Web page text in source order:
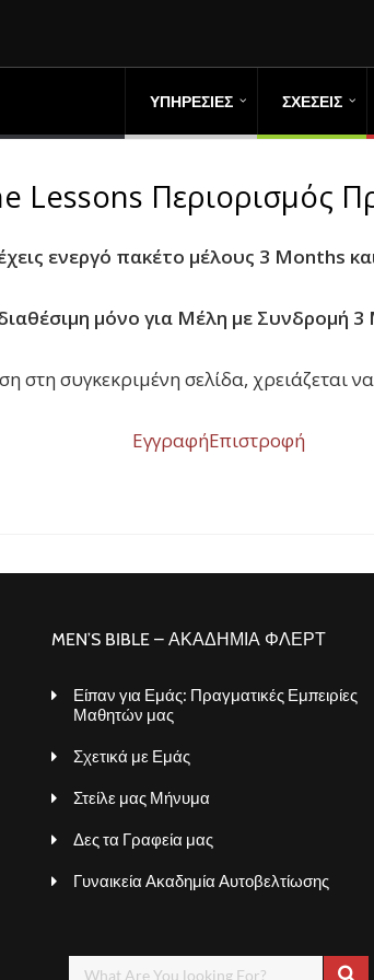
ΥΠΗΡΕΣΙΕΣ ΣΧΕΣΕΙΣ
Lessons Περιορισμός
ενεργό πακέτο μέλους 3 Months
μόνο για Μέλη με Συνδρομή
στη συγκεκριμένη σελίδα, χρειάζεται
ΕγγραφήΕπιστροφή
MEN’S BIBLE – ΑΚΑΔΗΜΙΑ ΦΛΕΡΤ
Είπαν για Εμάς: Πραγματικές Εμπειρίες
Μαθητών μας
Σχετικά με Εμάς
Στείλε μας Μήνυμα
Δες τα Γραφεία μας
Γυναικεία Ακαδημία Αυτοβελτίωσης